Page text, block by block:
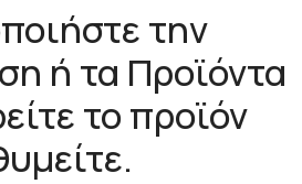
την
ή τα Προϊόντα
το προϊόν